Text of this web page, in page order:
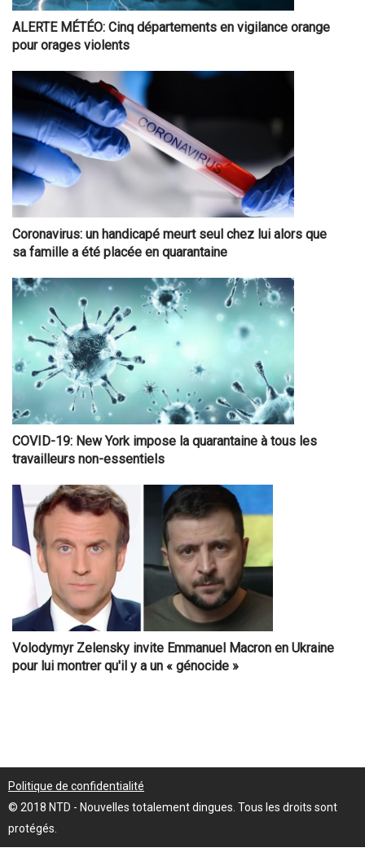
ALERTE MÉTÉO: Cinq départements en vigilance orange
pour orages violents
Coronavirus: un handicapé meurt seul chez lui alors que
sa famille a été placée en quarantaine
COVID-19: New York impose la quarantaine à tous les
travailleurs non-essentiels
Volodymyr Zelensky invite Emmanuel Macron en Ukraine
pour lui montrer qu'il y a un « génocide »
Politique de confidentialité
© 2018 NTD - Nouvelles totalement dingues. Tous les droits sont
protégés.